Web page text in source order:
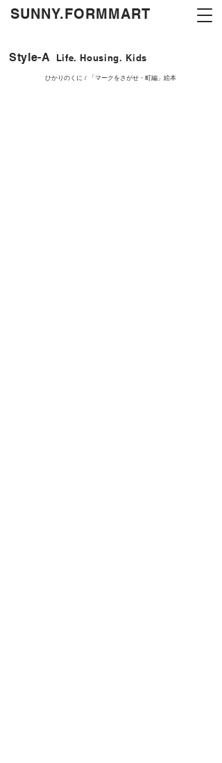
​SUNNY.FORMMART
Style-A Life. Housing. Kids
ひかりのくに / 「マークをさがせ・町編」絵本